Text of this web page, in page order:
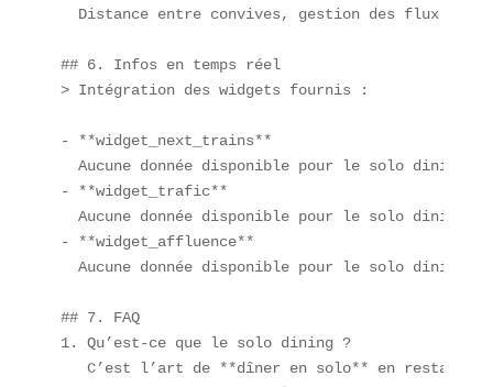
Distance entre convives, gestion des flux
## 6. Infos en temps réel
> Intégration des widgets fournis :
- **widget_next_trains**
  Aucune donnée disponible pour le solo dining.
- **widget_trafic**
  Aucune donnée disponible pour le solo dining.
- **widget_affluence**
  Aucune donnée disponible pour le solo dining.
## 7. FAQ
1. Qu’est-ce que le solo dining ?
C’est l’art de **dîner en solo** en